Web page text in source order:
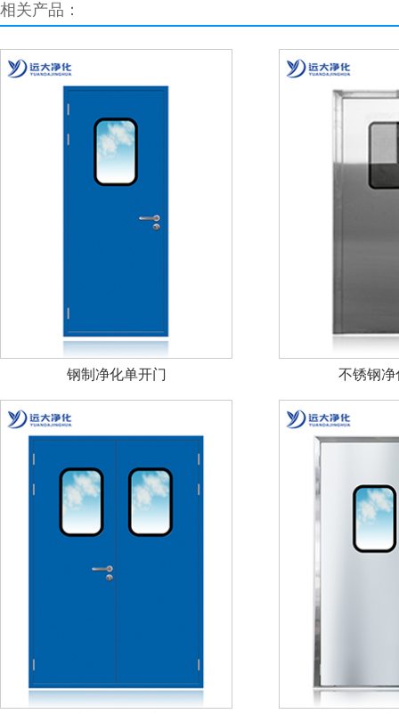
相关产品：
钢制净化单开门 不锈钢净